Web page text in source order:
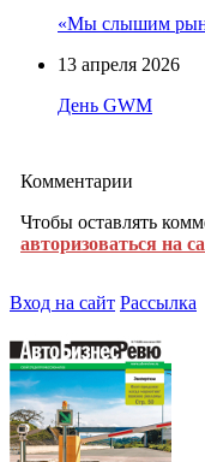
«Мы слышим
13 апреля 2026
День GWM
Комментарии
Чтобы оставлять
авторизоваться на
Вход на сайт Рассылка